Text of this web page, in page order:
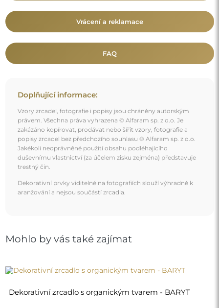
Vrácení a reklamace
FAQ
Doplňující informace:
Vzory zrcadel, fotografie i popisy jsou chráněny autorským
právem. Všechna práva vyhrazena © Alfaram sp. z o.o. Je
zakázáno kopírovat, prodávat nebo šířit vzory, fotografie a
popisy zrcadel bez předchozího souhlasu © Alfaram sp. z o.o.
Jakékoli neoprávněné použití obsahu podléhajícího
duševnímu vlastnictví (za účelem zisku zejména) představuje
trestný čin.
Dekorativní prvky viditelné na fotografiích slouží výhradně k
aranžování a nejsou součástí zrcadla.
Mohlo by vás také zajímat
Dekorativní zrcadlo s organickým tvarem - BARYT